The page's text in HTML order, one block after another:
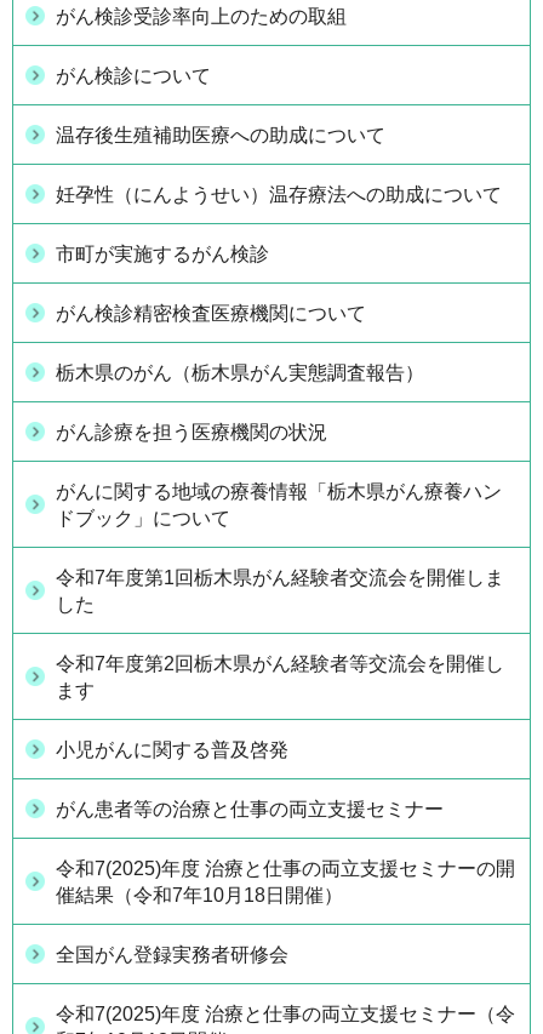
がん検診受診率向上のための取組
がん検診について
温存後生殖補助医療への助成について
妊孕性（にんようせい）温存療法への助成について
市町が実施するがん検診
がん検診精密検査医療機関について
栃木県のがん（栃木県がん実態調査報告）
がん診療を担う医療機関の状況
がんに関する地域の療養情報「栃木県がん療養ハン
ドブック」について
令和7年度第1回栃木県がん経験者交流会を開催しま
した
令和7年度第2回栃木県がん経験者等交流会を開催し
ます
小児がんに関する普及啓発
がん患者等の治療と仕事の両立支援セミナー
令和7(2025)年度 治療と仕事の両立支援セミナーの開
催結果（令和7年10月18日開催）
全国がん登録実務者研修会
令和7(2025)年度 治療と仕事の両立支援セミナー（令